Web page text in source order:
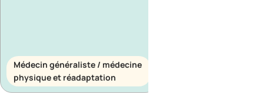
Médecin généraliste / médecine
physique et réadaptation